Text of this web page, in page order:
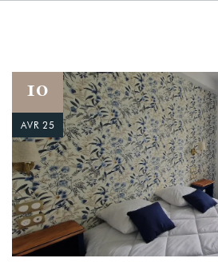
10
AVR 25